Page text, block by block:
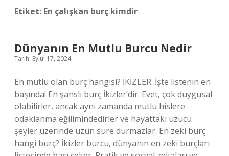
Etiket: En çalışkan burç kimdir
Dünyanın En Mutlu Burcu Nedir
Tarih: Eylül 17, 2024
En mutlu olan burç hangisi? İKİZLER. İşte listenin en
başında! En şanslı burç İkizler’dir. Evet, çok duygusal
olabilirler, ancak aynı zamanda mutlu hislere
odaklanma eğilimindedirler ve hayattaki üzücü
şeyler üzerinde uzun süre durmazlar. En zeki burç
hangi burç? İkizler burcu, dünyanın en zeki burçları